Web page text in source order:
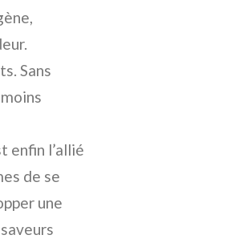
Sans
enfin l’allié
de se
une